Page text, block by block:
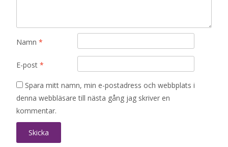
Namn *
E-post *
Spara mitt namn, min e-postadress och webbplats i
denna webbläsare till nästa gång jag skriver en
kommentar.